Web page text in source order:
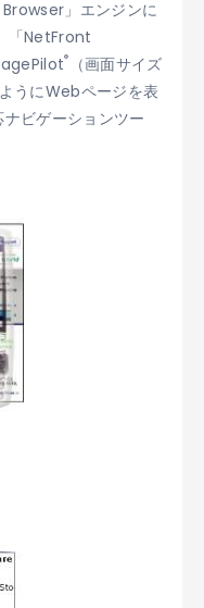
」エンジンに
「NetFront
®
（画面サイズ
うにWebページを表
ビゲーションツー